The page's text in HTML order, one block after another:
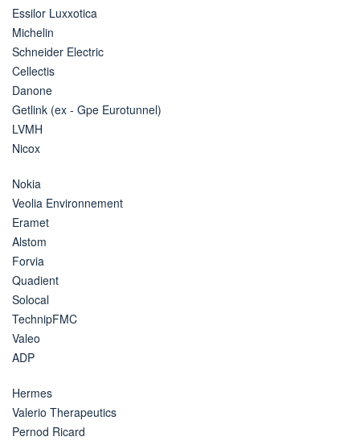
Essilor Luxxotica
Michelin
Schneider Electric
Cellectis
Danone
Getlink (ex - Gpe Eurotunnel)
LVMH
Nicox
Nokia
Veolia Environnement
Eramet
Alstom
Forvia
Quadient
Solocal
TechnipFMC
Valeo
ADP
Hermes
Valerio Therapeutics
Pernod Ricard